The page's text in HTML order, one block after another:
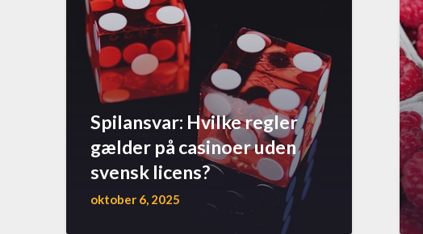
Spilansvar: Hvilke regler
gælder på casinoer uden
svensk licens?
oktober 6, 2025